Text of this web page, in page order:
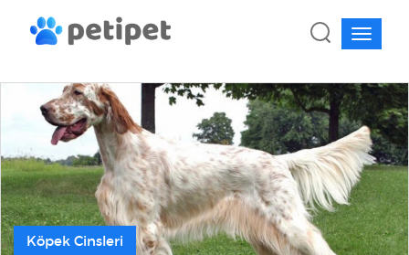
Köpek Cinsleri